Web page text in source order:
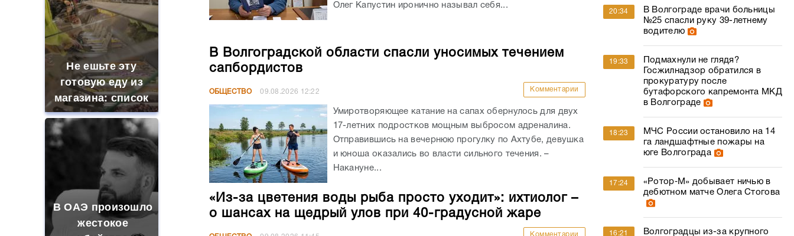
Не ешьте эту
готовую еду из
магазина: список
В ОАЭ произошло
жестокое
Олег Капустин иронично называл себя...
В Волгоградской области спасли уносимых течением
сапбордистов
ОБЩЕСТВО 09.08.2026 12:22 Комментарии
Умиротворяющее катание на сапах обернулось для двух
17-летних подростков мощным выбросом адреналина.
Отправившись на вечернюю прогулку по Ахтубе, девушка
и юноша оказались во власти сильного течения. –
Накануне...
«Из-за цветения воды рыба просто уходит»: ихтиолог –
о шансах на щедрый улов при 40-градусной жаре
Комментарии
20:34
В Волгограде врачи больницы
№25 спасли руку 39-летнему
водителю
19:33
Подмахнули не глядя?
Госжилнадзор обратился в
прокуратуру после
бутафорского капремонта МКД
в Волгограде
18:23
МЧС России остановило на 14
га ландшафтные пожары на
юге Волгограда
17:24
«Ротор‑М» добывает ничью в
дебютном матче Олега Стогова
16:21
Волгоградцы из-за крупного